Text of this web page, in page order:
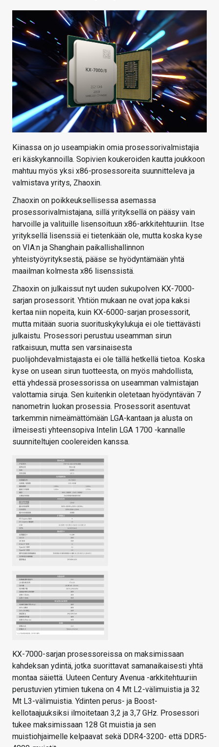
HAKU
Kiinassa on jo useampiakin omia prosessorivalmistajia
eri käskykannoilla. Sopivien koukeroiden kautta joukkoon
mahtuu myös yksi x86-prosessoreita suunnitteleva ja
valmistava yritys, Zhaoxin.
Zhaoxin on poikkeuksellisessa asemassa
prosessorivalmistajana, sillä yrityksellä on pääsy vain
harvoille ja valituille lisensoituun x86-arkkitehtuuriin. Itse
yrityksellä lisenssiä ei tietenkään ole, mutta koska kyse
on VIA:n ja Shanghain paikallishallinnon
yhteistyöyrityksestä, pääse se hyödyntämään yhtä
maailman kolmesta x86 lisenssistä.
Zhaoxin on julkaissut nyt uuden sukupolven KX-7000-
sarjan prosessorit. Yhtiön mukaan ne ovat jopa kaksi
kertaa niin nopeita, kuin KX-6000-sarjan prosessorit,
mutta mitään suoria suorituskykylukuja ei ole tiettävästi
julkaistu. Prosessori perustuu useamman sirun
ratkaisuun, mutta sen varsinaisesta
puolijohdevalmistajasta ei ole tällä hetkellä tietoa. Koska
kyse on usean sirun tuotteesta, on myös mahdollista,
että yhdessä prosessorissa on useamman valmistajan
valottamia siruja. Sen kuitenkin oletetaan hyödyntävän 7
nanometrin luokan prosessia. Prosessorit asentuvat
tarkemmin nimeämättömään LGA-kantaan ja alusta on
ilmeisesti yhteensopiva Intelin LGA 1700 -kannalle
suunniteltujen coolereiden kanssa.
KX-7000-sarjan prosessoreissa on maksimissaan
kahdeksan ydintä, jotka suorittavat samanaikaisesti yhtä
montaa säiettä. Uuteen Century Avenua -arkkitehtuuriin
perustuvien ytimien tukena on 4 Mt L2-välimuistia ja 32
Mt L3-välimuistia. Ydinten perus- ja Boost-
kellotaajuuksiksi ilmoitetaan 3,2 ja 3,7 GHz. Prosessori
tukee maksimissaan 128 Gt muistia ja sen
muistiohjaimelle kelpaavat sekä DDR4-3200- että DDR5-